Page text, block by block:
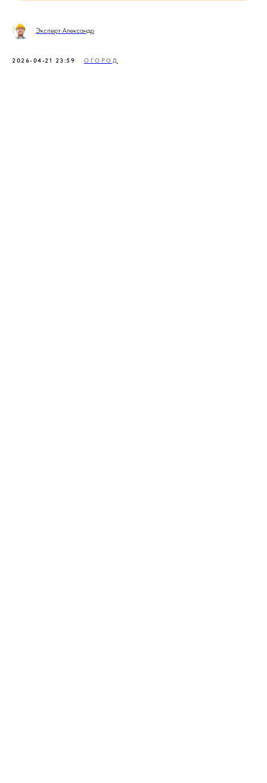
Эксперт Александр
2026-04-21 23:59 ОГОРОД